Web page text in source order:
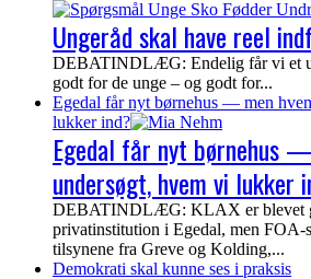
Ungeråd skal have reel
DEBATINDLÆG: Endelig får vi et
godt for de unge – og godt for...
Egedal får nyt børnehus — men
lukker ind?
Egedal får nyt børnehus
undersøgt, hvem vi lukker
DEBATINDLÆG: KLAX er blevet
privatinstitution i Egedal, men FOA-
tilsynene fra Greve og Kolding,...
Demokrati skal kunne ses i praksis